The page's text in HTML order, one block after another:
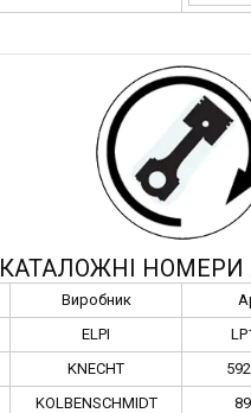
КАТАЛОЖНІ НОМЕРИ
Виробник
ELPI
KNECHT
KOLBENSCHMIDT